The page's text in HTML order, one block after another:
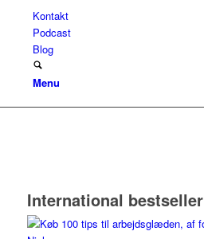
Kontakt
Podcast
Blog
Menu
International bestseller